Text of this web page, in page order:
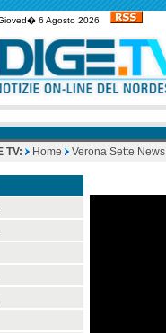
6 Agosto 2026
TV: Home Verona Sette News